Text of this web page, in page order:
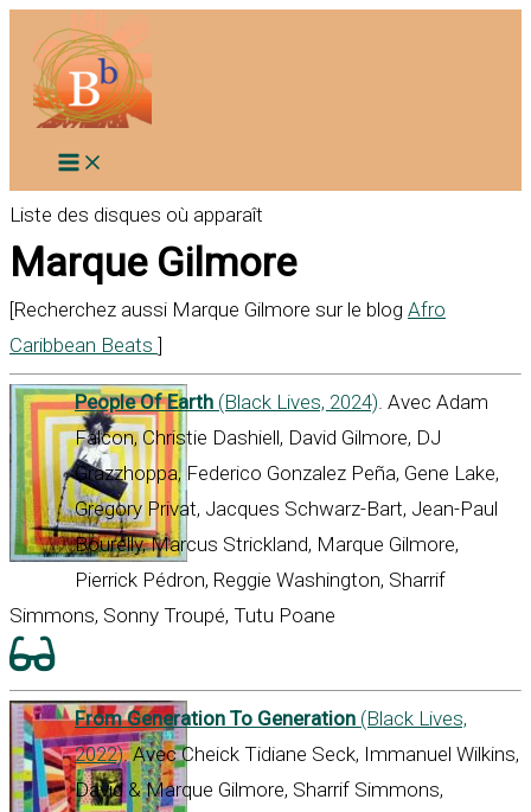
contenu
Liste des disques où apparaît
Marque Gilmore
[Recherchez aussi Marque Gilmore sur le blog Afro
Caribbean Beats ]
People Of Earth (Black Lives, 2024). Avec Adam
Falcon, Christie Dashiell, David Gilmore, DJ
Grazzhoppa, Federico Gonzalez Peña, Gene Lake,
Gregory Privat, Jacques Schwarz-Bart, Jean-Paul
Bourelly, Marcus Strickland, Marque Gilmore,
Pierrick Pédron, Reggie Washington, Sharrif
Simmons, Sonny Troupé, Tutu Poane
From Generation To Generation (Black Lives,
2022). Avec Cheick Tidiane Seck, Immanuel Wilkins,
David & Marque Gilmore, Sharrif Simmons,